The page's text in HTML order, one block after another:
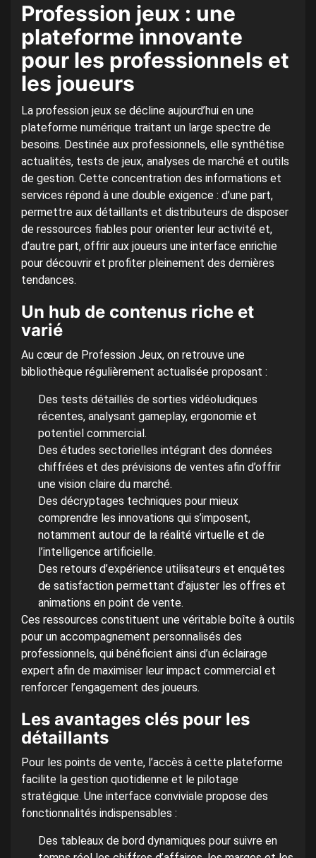
Profession jeux : une
plateforme innovante
pour les professionnels et
les joueurs
La profession jeux se décline aujourd’hui en une
plateforme numérique traitant un large spectre de
besoins. Destinée aux professionnels, elle synthétise
actualités, tests de jeux, analyses de marché et outils
de gestion. Cette concentration des informations et
services répond à une double exigence : d’une part,
permettre aux détaillants et distributeurs de disposer
de ressources fiables pour orienter leur activité et,
d’autre part, offrir aux joueurs une interface enrichie
pour découvrir et profiter pleinement des dernières
tendances.
Un hub de contenus riche et
varié
Au cœur de Profession Jeux, on retrouve une
bibliothèque régulièrement actualisée proposant :
Des tests détaillés de sorties vidéoludiques
récentes, analysant gameplay, ergonomie et
potentiel commercial.
Des études sectorielles intégrant des données
chiffrées et des prévisions de ventes afin d’offrir
une vision claire du marché.
Des décryptages techniques pour mieux
comprendre les innovations qui s’imposent,
notamment autour de la réalité virtuelle et de
l’intelligence artificielle.
Des retours d’expérience utilisateurs et enquêtes
de satisfaction permettant d’ajuster les offres et
animations en point de vente.
Ces ressources constituent une véritable boîte à outils
pour un accompagnement personnalisés des
professionnels, qui bénéficient ainsi d’un éclairage
expert afin de maximiser leur impact commercial et
renforcer l’engagement des joueurs.
Les avantages clés pour les
détaillants
Pour les points de vente, l’accès à cette plateforme
facilite la gestion quotidienne et le pilotage
stratégique. Une interface conviviale propose des
fonctionnalités indispensables :
Des tableaux de bord dynamiques pour suivre en